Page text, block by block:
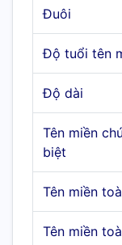
Đuôi
Độ tuổi tên
Độ dài
Tên miền
biệt
Tên miền
Tên miền